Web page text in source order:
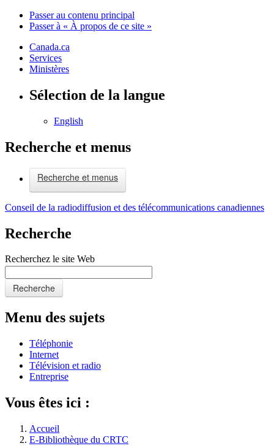
Passer au contenu principal
Passer à « À propos de ce site »
Canada.ca
Services
Ministères
Sélection de la langue
English
Recherche et menus
Recherche et menus
Conseil de la radiodiffusion et des télécommunications canadiennes
Recherche
Recherchez le site Web
Recherche
Menu des sujets
Téléphonie
Internet
Télévision et radio
Entreprise
Vous êtes ici :
Accueil
E-Bibliothèque du CRTC